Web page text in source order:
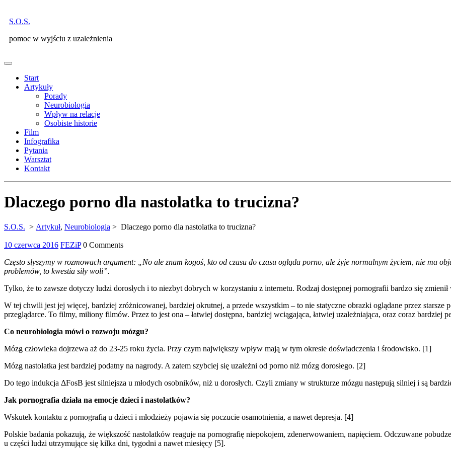
content
S.O.S.
pomoc w wyjściu z uzależnienia
Open
Start
Artykuły
Porady
Neurobiologia
Wpływ na relacje
Osobiste historie
Film
Infografika
Pytania
Warsztat
Kontakt
Close
Dlaczego porno dla nastolatka to trucizna?
S.O.S. > Artykuł, Neurobiologia > Dlaczego porno dla nastolatka to trucizna?
10 czerwca 201610
2016
FEZiP 0 Comments
Często słyszymy w rozmowach argument: „No ale znam kogoś, kto od czasu do czasu ogląda porno, ale żyje normalnym życiem, nie ma
problemów, to kwestia siły woli”.
Tylko, że to zawsze dotyczy ludzi dorosłych i to niezbyt dobrych w korzystaniu z internetu. Rodzaj dostępnej pornografii bardzo się
W tej chwili jest jej więcej, bardziej zróżnicowanej, bardziej okrutnej, a przede wszystkim – to nie statyczne obrazki oglądane przez starsze
przeglądarce. To filmy, miliony filmów. Przez to jest ona – łatwiej dostępna, bardziej wciągająca, łatwiej uzależniająca, oraz coraz bardziej
Co neurobiologia mówi o rozwoju mózgu?
Mózg człowieka dojrzewa aż do 23-25 roku życia. Przy czym największy wpływ mają w tym okresie doświadczenia i środowisko. [1]
Mózg nastolatka jest bardziej podatny na nagrody. A zatem szybciej się uzależni od porno niż mózg dorosłego. [2]
Do tego indukcja ΔFosB jest silniejsza u młodych osobników, niż u dorosłych. Czyli zmiany w strukturze mózgu następują silniej i są
Jak pornografia działa na emocje dzieci i nastolatków?
Wskutek kontaktu z pornografią u dzieci i młodzieży pojawia się poczucie osamotnienia, a nawet depresja. [4]
Polskie badania pokazują, że większość nastolatków reaguje na pornografię niepokojem, zdenerwowaniem, napięciem. Odczuwane
u części ludzi utrzymujące się kilka dni, tygodni a nawet miesięcy [5].